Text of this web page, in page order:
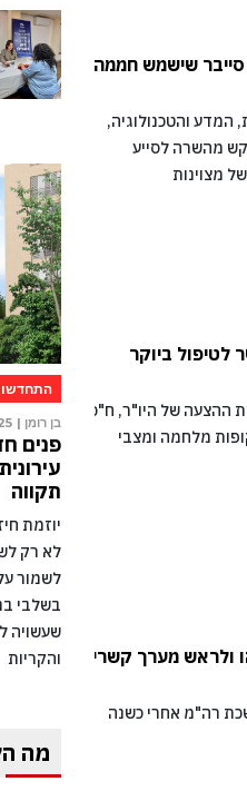
מרכז סייבר שישמש חממה
והטכנולוגיה,
מהשרה לסייע
מצוינות
ביוקר
ההצעה של היו"ר, ח"כ
מלחמה ומצבי
ולראש מערך קשרי
רה"מ אחרי כשנה
בן רומן |
פנים
תקווה
יוזמת
לא רק
לשמור
בשלבי
שעשויה
והקריות
מה